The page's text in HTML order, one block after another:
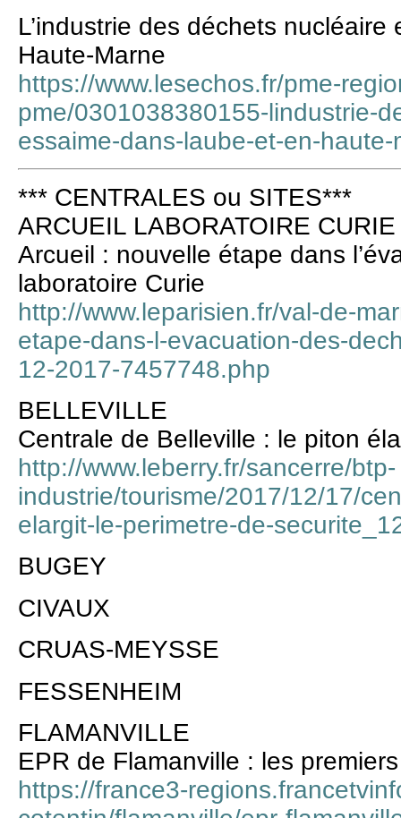
L’industrie des déchets nucléaire
Haute-Marne
https://www.lesechos.fr/pme-
pme/0301038380155-lindustrie-
essaime-dans-laube-et-en-
*** CENTRALES ou SITES***
ARCUEIL LABORATOIRE CURIE
Arcueil : nouvelle étape dans
laboratoire Curie
http://www.leparisien.fr/val-de-
etape-dans-l-evacuation-des-
12-2017-7457748.php
BELLEVILLE
Centrale de Belleville : le piton
http://www.leberry.fr/sancerre/btp-
industrie/tourisme/2017/12/17/
elargit-le-perimetre-de-
BUGEY
CIVAUX
CRUAS-MEYSSE
FESSENHEIM
FLAMANVILLE
EPR de Flamanville : les
https://france3-